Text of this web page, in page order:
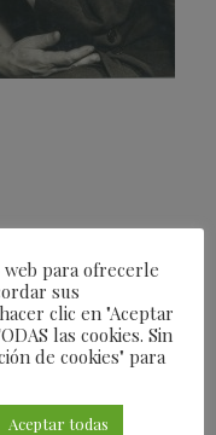
para ofrecerle
sus
clic en "Aceptar
las cookies. Sin
de cookies" para
Aceptar todas